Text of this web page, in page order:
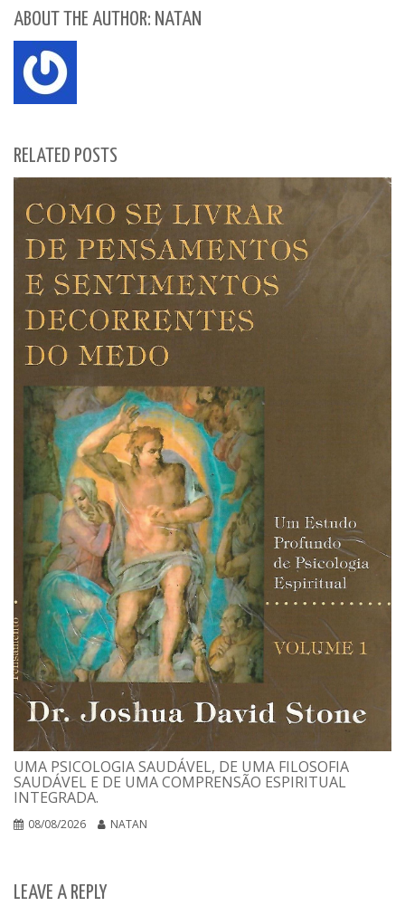
ABOUT THE AUTHOR: NATAN
RELATED POSTS
UMA PSICOLOGIA SAUDÁVEL, DE UMA FILOSOFIA
SAUDÁVEL E DE UMA COMPRENSÃO ESPIRITUAL
INTEGRADA.
08/08/2026 NATAN
LEAVE A REPLY